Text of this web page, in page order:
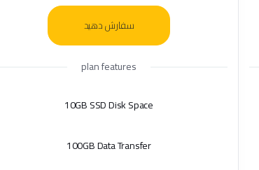
سفارش دهید
plan features
10GB SSD Disk Space
100GB Data Transfer